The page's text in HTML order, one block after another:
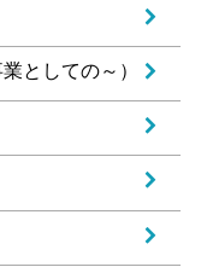
としての～）